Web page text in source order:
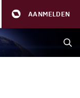
AANMELDEN